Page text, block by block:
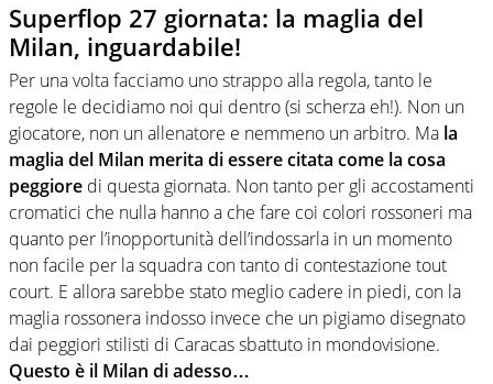
Superflop 27 giornata: la maglia del
Milan, inguardabile!
Per una volta facciamo uno strappo alla regola, tanto le
regole le decidiamo noi qui dentro (si scherza eh!). Non un
giocatore, non un allenatore e nemmeno un arbitro. Ma la
maglia del Milan merita di essere citata come la cosa
peggiore di questa giornata. Non tanto per gli accostamenti
cromatici che nulla hanno a che fare coi colori rossoneri ma
quanto per l’inopportunità dell’indossarla in un momento
non facile per la squadra con tanto di contestazione tout
court. E allora sarebbe stato meglio cadere in piedi, con la
maglia rossonera indosso invece che un pigiamo disegnato
dai peggiori stilisti di Caracas sbattuto in mondovisione.
Questo è il Milan di adesso…